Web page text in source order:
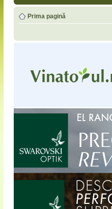
Prima pagină